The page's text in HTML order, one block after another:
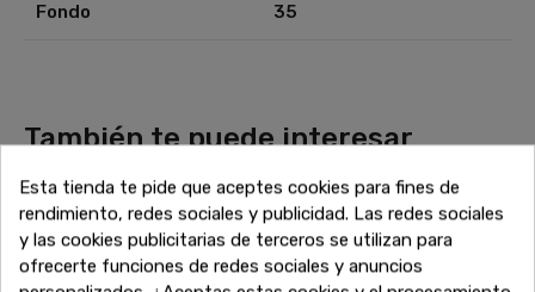
Fondo 35
También te puede interesar
increíbles ofertas de liquidación en muebles de alta calidad.
Encuentra más sofás, armarios, mesas y todo lo que
necesitas para completar tu hogar a precios inigualables.
¡Sigue comprando y aprovecha estos descuentos
Esta tienda te pide que aceptes cookies para fines de
rendimiento, redes sociales y publicidad. Las redes sociales
y las cookies publicitarias de terceros se utilizan para
ofrecerte funciones de redes sociales y anuncios